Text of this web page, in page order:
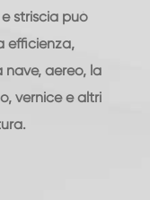
striscia può
efficienza,
aereo, la
vernice e altri